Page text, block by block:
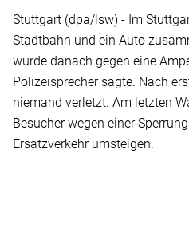
Stuttgart (dpa/lsw) - Im
Stadtbahn und ein Auto
wurde danach gegen eine
Polizeisprecher sagte. Nach
niemand verletzt. Am letzten
Besucher wegen einer
Ersatzverkehr umsteigen.